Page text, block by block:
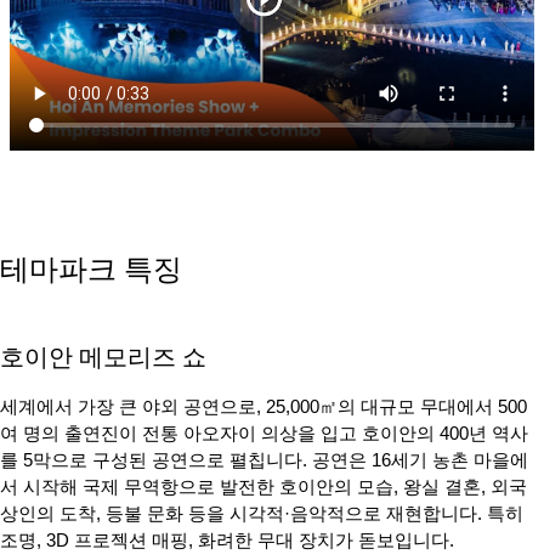
테마파크 특징
호이안 메모리즈 쇼
세계에서 가장 큰 야외 공연으로, 25,000㎡의 대규모 무대에서 500
여 명의 출연진이 전통 아오자이 의상을 입고 호이안의 400년 역사
를 5막으로 구성된 공연으로 펼칩니다. 공연은 16세기 농촌 마을에
서 시작해 국제 무역항으로 발전한 호이안의 모습, 왕실 결혼, 외국
상인의 도착, 등불 문화 등을 시각적·음악적으로 재현합니다. 특히
조명, 3D 프로젝션 매핑, 화려한 무대 장치가 돋보입니다.